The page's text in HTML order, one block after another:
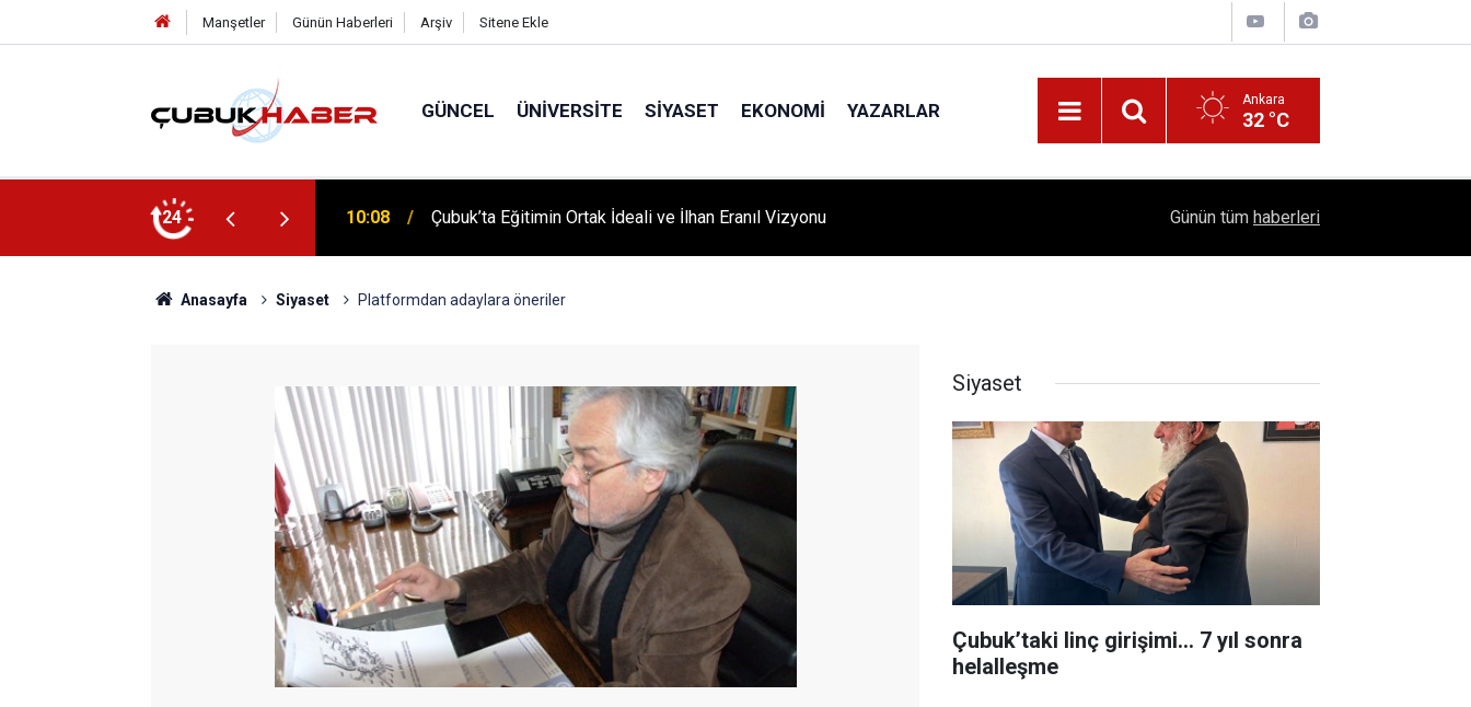
Manşetler Günün Haberleri Arşiv Sitene Ekle
GÜNCEL ÜNIVERSITE SIYASET EKONOMI YAZARLAR Ankara
32 °C
24
Eranıl Vizyonu 12:06 ÇUBUK’TA ‘YAZA MERHABA’ COŞKUSU: Kursiyerler Gönüllerince Eğlendi! 1504 Kep, Tek Bir Hedef: Bilim Kenti Çubuk
Günün tüm haberleri
Anasayfa Siyaset Platformdan adaylara öneriler
Siyaset
Çubuk’taki linç girişimi... 7 yıl sonra
helalleşme